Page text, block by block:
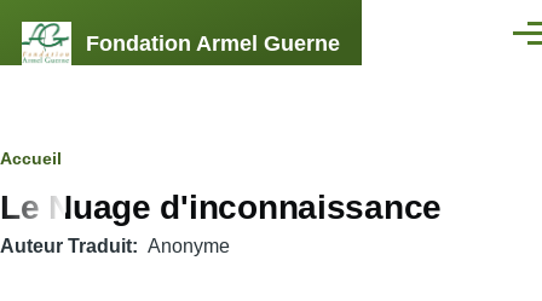
Fondation Armel Guerne
Fil
d'Ariane
Accueil
Le Nuage d'inconnaissance
Auteur Traduit Anonyme